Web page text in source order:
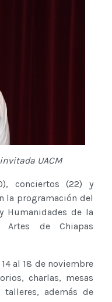
UACM
conciertos (22) y
la programación del
Humanidades de la
Artes de Chiapas
al 18 de noviembre
charlas, mesas
además de